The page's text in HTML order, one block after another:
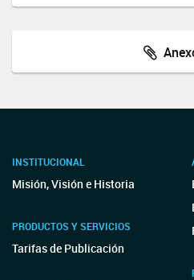
INSTITUCIONAL
Misión, Visión e Historia
PRODUCTOS Y SERVICIOS
Tarifas de Publicación